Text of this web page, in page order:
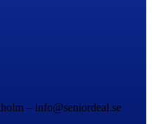
– info@seniordeal.se